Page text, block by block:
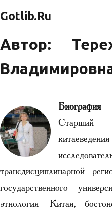
Gotlib.Ru
Автор:
Биография
Старший
трансдисциплинарной
государственного
этнология Китая,